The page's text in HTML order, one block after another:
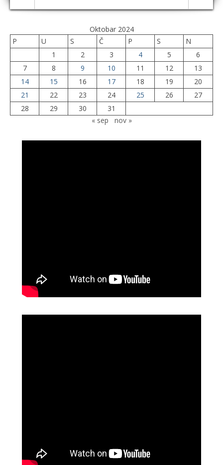
Oktobar 2024
P
U S Č P S
N
1
2 3 4 5
6
7
8 9 10 11 12
13
14
15 16 17 18 19
20
21
22 23 24 25 26
27
28
29 30
31
« sep
nov »